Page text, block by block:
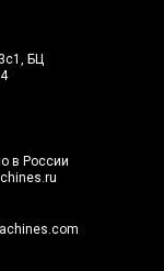
БЦ
в России